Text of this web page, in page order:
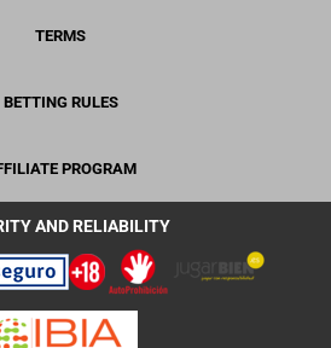
TERMS
BETTING RULES
PROGRAM
AND RELIABILITY